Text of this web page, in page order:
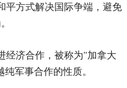
平方式解决国际争端，避免
经济合作，被称为"加拿大
军事合作的性质。